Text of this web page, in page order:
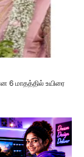
6 மாதத்தில் உயிரை